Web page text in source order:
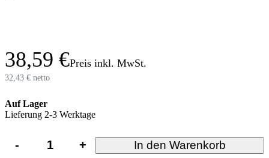
38,59 €Preis inkl. MwSt.
32,43 € netto
Auf Lager
Lieferung 2-3 Werktage
- + In den Warenkorb